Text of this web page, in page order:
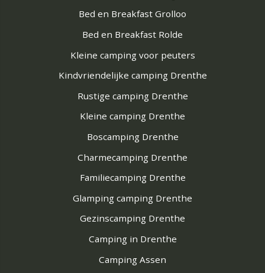
Bed en Breakfast Grolloo
Bed en Breakfast Rolde
Kleine camping voor peuters
Kindvriendelijke camping Drenthe
Rustige camping Drenthe
Kleine camping Drenthe
Boscamping Drenthe
Charmecamping Drenthe
Familiecamping Drenthe
Glamping camping Drenthe
Gezinscamping Drenthe
Camping in Drenthe
Camping Assen